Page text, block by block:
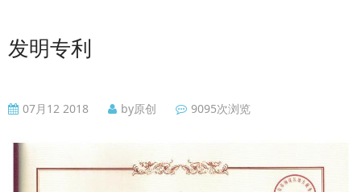
发明专利
07月12 2018 by原创 9095次浏览